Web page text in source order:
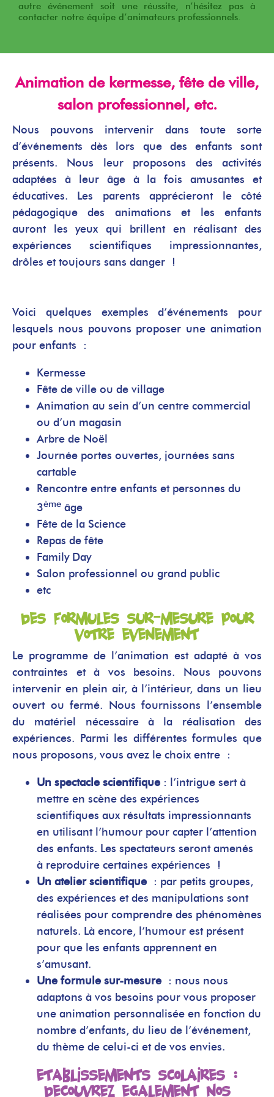
autre événement soit une réussite, n’hésitez pas à
contacter notre équipe d’animateurs professionnels.
Animation de kermesse, fête de ville,
salon professionnel, etc.
Nous pouvons intervenir dans toute sorte
d’événements dès lors que des enfants sont
présents. Nous leur proposons des activités
adaptées à leur âge à la fois amusantes et
éducatives. Les parents apprécieront le côté
pédagogique des animations et les enfants
auront les yeux qui brillent en réalisant des
expériences scientifiques impressionnantes,
drôles et toujours sans danger !
Voici quelques exemples d’événements pour
lesquels nous pouvons proposer une animation
pour enfants :
Kermesse
Fête de ville ou de village
Animation au sein d’un centre commercial
ou d’un magasin
Arbre de Noël
Journée portes ouvertes, journées sans
cartable
Rencontre entre enfants et personnes du
3ème âge
Fête de la Science
Repas de fête
Family Day
Salon professionnel ou grand public
etc
Des formules sur-mesure pour
votre événement
Le programme de l’animation est adapté à vos
contraintes et à vos besoins. Nous pouvons
intervenir en plein air, à l’intérieur, dans un lieu
ouvert ou fermé. Nous fournissons l’ensemble
du matériel nécessaire à la réalisation des
expériences. Parmi les différentes formules que
nous proposons, vous avez le choix entre :
Un spectacle scientifique : l’intrigue sert à
mettre en scène des expériences
scientifiques aux résultats impressionnants
en utilisant l’humour pour capter l’attention
des enfants. Les spectateurs seront amenés
à reproduire certaines expériences !
Un atelier scientifique : par petits groupes,
des expériences et des manipulations sont
réalisées pour comprendre des phénomènes
naturels. Là encore, l’humour est présent
pour que les enfants apprennent en
s’amusant.
Une formule sur-mesure : nous nous
adaptons à vos besoins pour vous proposer
une animation personnalisée en fonction du
nombre d’enfants, du lieu de l’événement,
du thème de celui-ci et de vos envies.
Etablissements scolaires :
découvrez également nos